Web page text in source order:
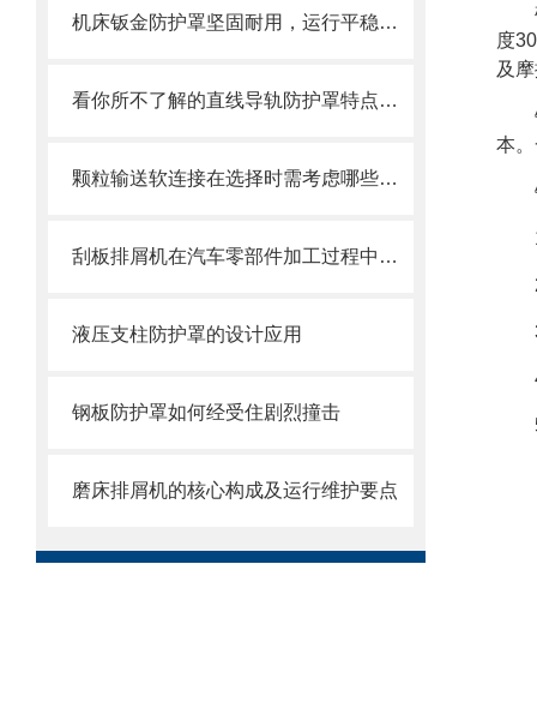
机床钣金防护罩坚固耐用，运行平稳，噪音小
看你所不了解的直线导轨防护罩特点介绍
颗粒输送软连接在选择时需考虑哪些因素？
刮板排屑机在汽车零部件加工过程中的作用
液压支柱防护罩的设计应用
钢板防护罩如何经受住剧烈撞击
磨床排屑机的核心构成及运行维护要点
度
及
本